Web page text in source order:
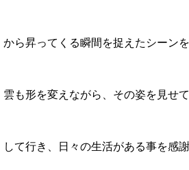
から昇ってくる瞬間を捉えたシーン
雲も形を変えながら、その姿を見せ
して行き、日々の生活がある事を感